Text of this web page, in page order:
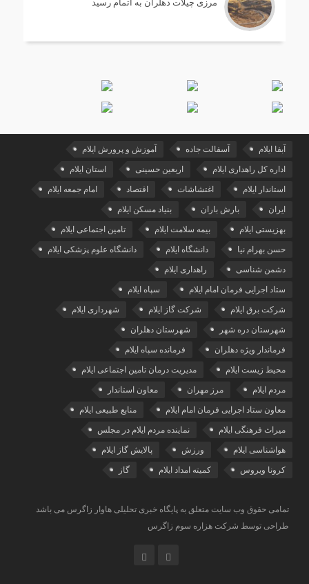
مرزی چیلات دهلران به اتمام رسید
آبفا ایلام آسفالت جاده آموزش و پرورش ایلام
اداره کل راهداری ایلام اربعین حسینی استان ایلام
استاندار ایلام اغتشاشات اقتصاد امام جمعه ایلام
ایران بارش باران بنیاد مسکن ایلام
بهزیستی ایلام بیمه سلامت ایلام تامین اجتماعی ایلام
حسن بهرام نیا دانشگاه ایلام دانشگاه علوم پزشکی ایلام
دشمن شناسی راهداری ایلام
ستاد اجرایی فرمان امام ایلام سپاه ایلام
شرکت برق ایلام شرکت گاز ایلام شهرداری ایلام
شهرستان دره شهر شهرستان دهلران
فرماندار ویژه دهلران فرمانده سپاه ایلام
محیط زیست ایلام مدیریت درمان تامین اجتماعی ایلام
مردم ایلام مرز مهران معاون استاندار
معاون ستاد اجرایی فرمان امام ایلام منابع طبیعی ایلام
میراث فرهنگی ایلام نماینده مردم ایلام در مجلس
هواشناسی ایلام ورزش پالایش گاز ایلام
کرونا ویروس کمیته امداد ایلام گاز
تمامی حقوق وب سایت متعلق به پایگاه خبری تحلیلی هاوار زاگرس می باشد
طراحی توسط شرکت هزاره سوم زاگرس